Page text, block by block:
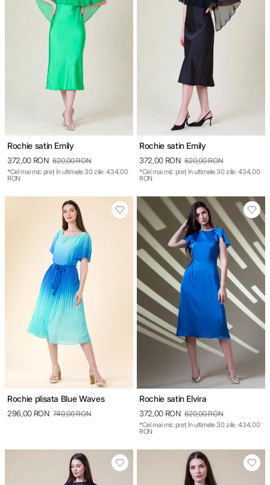
Rochie satin Emily
372,00 RON 620,00 RON
*Cel mai mic preț în ultimele 30 zile: 434,00
RON
Rochie satin Emily
372,00 RON 620,00 RON
*Cel mai mic preț în ultimele 30 zile: 434,00
RON
Rochie plisata Blue Waves
296,00 RON 740,00 RON
Rochie satin Elvira
372,00 RON 620,00 RON
*Cel mai mic preț în ultimele 30 zile: 434,00
RON
GARDEROBA DE VACANȚĂ
TOTUL DE LA -50%
TOTUL DE LA -30% LA -65%